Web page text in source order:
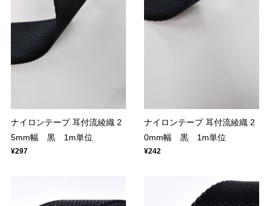
ナイロンテープ 耳付流綾織 2
5mm幅 黒 1m単位
¥297
ナイロンテープ 耳付流綾織 2
0mm幅 黒 1m単位
¥242